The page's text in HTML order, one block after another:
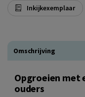
Inkijkexemplaar
Omschrijving
Opgroeien met
ouders